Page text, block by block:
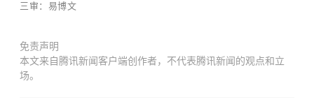
三审：易博文
免责声明
本文来自腾讯新闻客户端创作者，不代表腾讯新闻的观点和立
场。